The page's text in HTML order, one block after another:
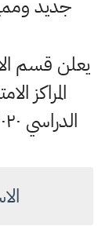
جديد
يعلن قسم
المراكز